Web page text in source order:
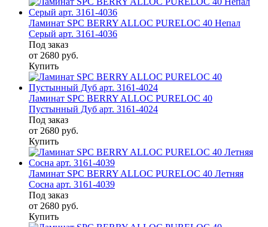
Ламинат SPC BERRY ALLOC PURELOC 40 Непал
Серый арт. 3161-4036
Под заказ
от 2680 руб.
Купить
Ламинат SPC BERRY ALLOC PURELOC 40
Пустынный Дуб арт. 3161-4024
Под заказ
от 2680 руб.
Купить
Ламинат SPC BERRY ALLOC PURELOC 40 Летняя
Сосна арт. 3161-4039
Под заказ
от 2680 руб.
Купить